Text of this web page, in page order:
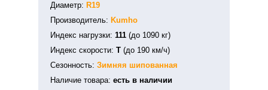
Диаметр: R19
Производитель: Kumho
Индекс нагрузки: 111 (до 1090 кг)
Индекс скорости: T (до 190 км/ч)
Сезонность: Зимняя шипованная
Наличие товара: есть в наличии